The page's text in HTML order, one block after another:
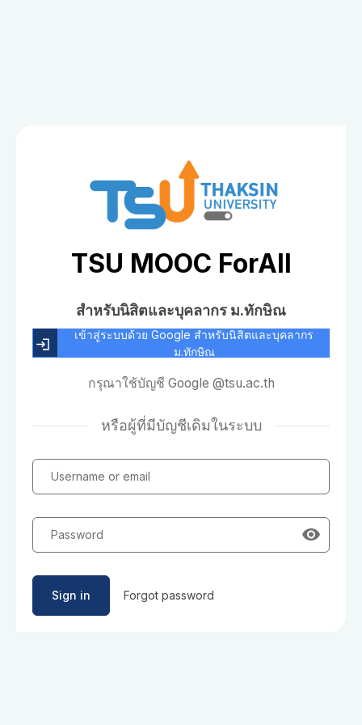
TSU MOOC ForAll
สำหรับนิสิตและบุคลากร ม.ทักษิณ
เข้าสู่ระบบด้วย Google สำหรับนิสิตและบุคลากร
ม.ทักษิณ
กรุณาใช้บัญชี Google @tsu.ac.th
หรือผู้ที่มีบัญชีเดิมในระบบ
Username or email
Password
Sign in Forgot password